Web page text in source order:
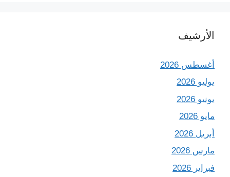
الأرشيف
أغسطس 2026
يوليو 2026
يونيو 2026
مايو 2026
أبريل 2026
مارس 2026
فبراير 2026